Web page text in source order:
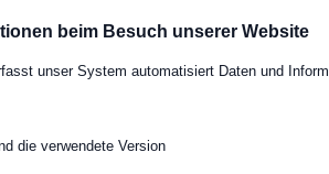
beim Besuch unserer Website
unser System automatisiert Daten und
die verwendete Version